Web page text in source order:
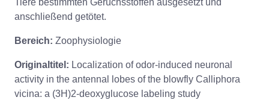
Tiere bestimmten Geruchsstoffen ausgesetzt und
anschließend getötet.
Bereich: Zoophysiologie
Originaltitel: Localization of odor-induced neuronal
activity in the antennal lobes of the blowfly Calliphora
vicina: a (3H)2-deoxyglucose labeling study